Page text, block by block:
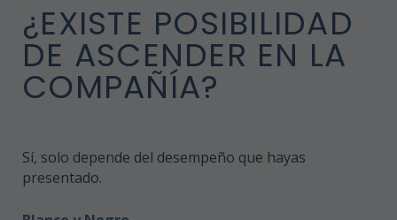
¿EXISTE POSIBILIDAD
DE ASCENDER EN LA
COMPAÑÍA?
Sí, solo depende del desempeño que hayas
presentado.